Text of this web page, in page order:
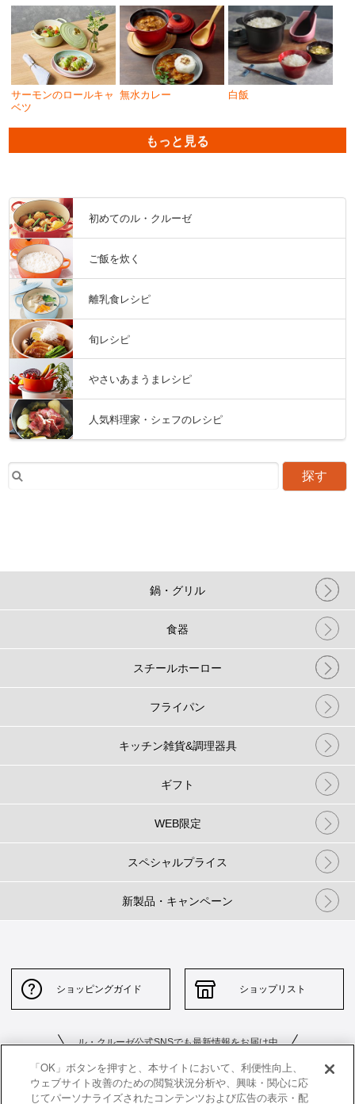
サーモンのロールキャ
ベツ
無水カレー 白飯
もっと見る
初めてのル・クルーゼ
ご飯を炊く
離乳食レシピ
旬レシピ
やさいあまうまレシピ
人気料理家・シェフのレシピ
探す
鍋・グリル
食器
スチールホーロー
フライパン
キッチン雑貨&調理器具
ギフト
WEB限定
スペシャルプライス
新製品・キャンペーン
ショッピングガイド ショップリスト
ル・クルーゼ公式SNSでも最新情報をお届け中
「OK」ボタンを押すと、本サイトにおいて、利便性向上、
ウェブサイト改善のための閲覧状況分析や、興味・関心に応
じてパーソナライズされたコンテンツおよび広告の表示・配